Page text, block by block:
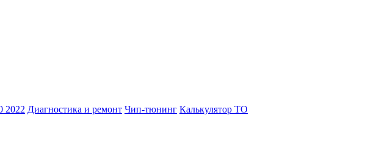
2022 Диагностика и ремонт Чип-тюнинг Калькулятор ТО